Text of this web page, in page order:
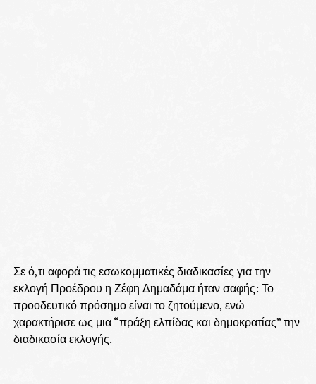
Σε ό,τι αφορά τις εσωκομματικές διαδικασίες για την
εκλογή Προέδρου η Ζέφη Δημαδάμα ήταν σαφής: Το
προοδευτικό πρόσημο είναι το ζητούμενο, ενώ
χαρακτήρισε ως μια “πράξη ελπίδας και δημοκρατίας” την
διαδικασία εκλογής.